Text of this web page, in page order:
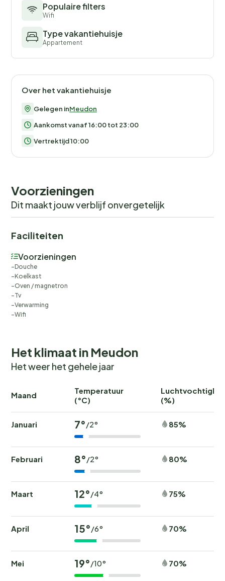
Populaire filters
Wifi
Type vakantiehuisje
Appartement
Over het vakantiehuisje
Gelegen inMeudon
Aankomst vanaf 16:00 tot 23:00
Vertrektijd 10:00
Voorzieningen
Dit maakt jouw verblijf onvergetelijk
Faciliteiten
Voorzieningen
Douche
Koelkast
Oven / magnetron
Tv
Verwarming
Wifi
Het klimaat in Meudon
Het weer het gehele jaar
Maand
Temperatuur
(°C)
(%)
Januari 7°/2° 85%
Februari 8°/2° 80%
Maart 12°/4° 75%
April 15°/6° 70%
Mei 19°/10° 70%